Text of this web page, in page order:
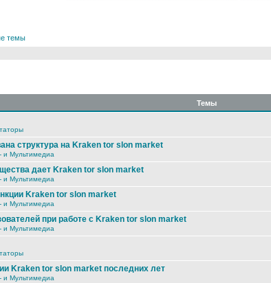
темы
Темы
структура на Kraken tor slon market
и Мультимедиа
дает Kraken tor slon market
и Мультимедиа
Kraken tor slon market
и Мультимедиа
при работе с Kraken tor slon market
и Мультимедиа
Kraken tor slon market последних лет
и Мультимедиа